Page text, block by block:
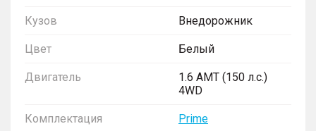
Кузов Внедорожник
Цвет Белый
Двигатель
1.6 AMT (150 л.с.)
4WD
Комплектация Prime